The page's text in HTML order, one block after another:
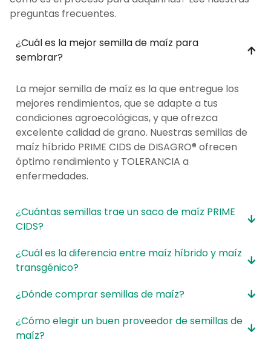
preguntas frecuentes.
¿Cuál es la mejor semilla de maíz para
sembrar?
La mejor semilla de maíz es la que entregue los
mejores rendimientos, que se adapte a tus
condiciones agroecológicas, y que ofrezca
excelente calidad de grano. Nuestras semillas de
maíz híbrido PRIME CIDS de DISAGRO® ofrecen
óptimo rendimiento y TOLERANCIA a
enfermedades.
¿Cuántas semillas trae un saco de maíz PRIME
CIDS?
¿Cuál es la diferencia entre maíz híbrido y maíz
transgénico?
¿Dónde comprar semillas de maíz?
¿Cómo elegir un buen proveedor de semillas de
maíz?